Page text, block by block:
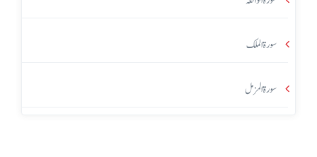
سورۃ الملک
سورۃ المزمل